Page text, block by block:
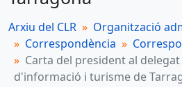
Unitat documental simple
SOR, 132 - Carta d'agraïment del
Unitat documental simple
SOR, 133 - Carta d'agraïment del
Arxiu del CLR
Organització
Correspondència
Carta del president al
d'informació i turisme de